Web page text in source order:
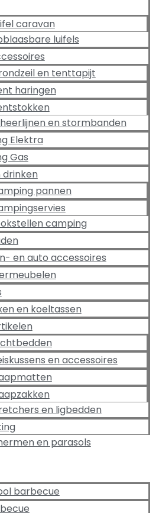
caravan
luifels
en tenttapijt
haringen
en stormbanden
Elektra
Gas
drinken
pannen
camping
en auto accessoires
en koeltassen
en accessoires
en ligbedden
en parasols
barbecue